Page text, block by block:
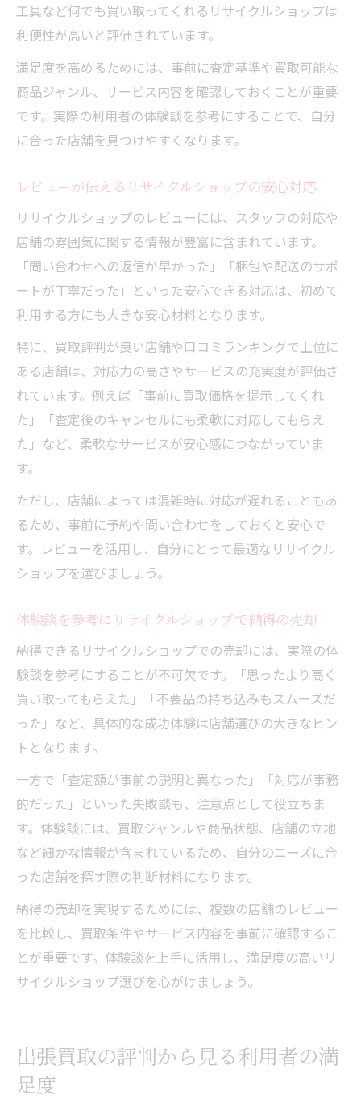
工具など何でも買い取ってくれるリサイクルショップは
利便性が高いと評価されています。
満足度を高めるためには、事前に査定基準や買取可能な
商品ジャンル、サービス内容を確認しておくことが重要
です。実際の利用者の体験談を参考にすることで、自分
に合った店舗を見つけやすくなります。
レビューが伝えるリサイクルショップの安心対応
リサイクルショップのレビューには、スタッフの対応や
店舗の雰囲気に関する情報が豊富に含まれています。
「問い合わせへの返信が早かった」「梱包や配送のサポ
ートが丁寧だった」といった安心できる対応は、初めて
利用する方にも大きな安心材料となります。
特に、買取評判が良い店舗や口コミランキングで上位に
ある店舗は、対応力の高さやサービスの充実度が評価さ
れています。例えば「事前に買取価格を提示してくれ
た」「査定後のキャンセルにも柔軟に対応してもらえ
た」など、柔軟なサービスが安心感につながっていま
す。
ただし、店舗によっては混雑時に対応が遅れることもあ
るため、事前に予約や問い合わせをしておくと安心で
す。レビューを活用し、自分にとって最適なリサイクル
ショップを選びましょう。
体験談を参考にリサイクルショップで納得の売却
納得できるリサイクルショップでの売却には、実際の体
験談を参考にすることが不可欠です。「思ったより高く
買い取ってもらえた」「不要品の持ち込みもスムーズだ
った」など、具体的な成功体験は店舗選びの大きなヒン
トとなります。
一方で「査定額が事前の説明と異なった」「対応が事務
的だった」といった失敗談も、注意点として役立ちま
す。体験談には、買取ジャンルや商品状態、店舗の立地
など細かな情報が含まれているため、自分のニーズに合
った店舗を探す際の判断材料になります。
納得の売却を実現するためには、複数の店舗のレビュー
を比較し、買取条件やサービス内容を事前に確認するこ
とが重要です。体験談を上手に活用し、満足度の高いリ
サイクルショップ選びを心がけましょう。
出張買取の評判から見る利用者の満
足度